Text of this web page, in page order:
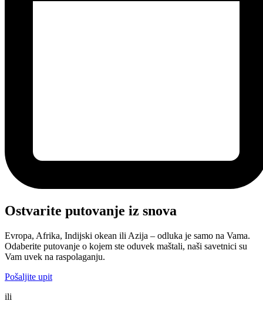
Ostvarite putovanje iz snova
Evropa, Afrika, Indijski okean ili Azija – odluka je samo na Vama.
Odaberite putovanje o kojem ste oduvek maštali, naši savetnici su
Vam uvek na raspolaganju.
Pošaljite upit
ili